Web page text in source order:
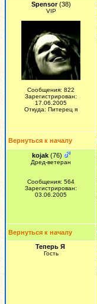
Spensor(38)
VIP
Сообщения: 822
Зарегистрирован:
17.06.2005
Откуда: Питерец я
Вернуться к началу
kojak(76)
Дред-ветеран
Сообщения: 564
Зарегистрирован:
03.06.2005
Вернуться к началу
Теперь Я
Гость